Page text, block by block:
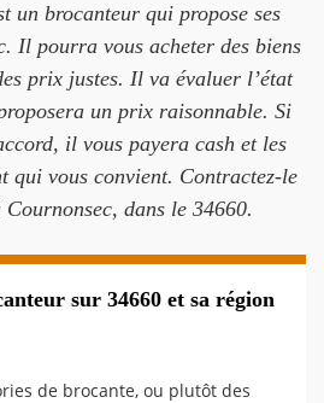
un brocanteur qui propose ses
Il pourra vous acheter des biens
prix justes. Il va évaluer l’état
un prix raisonnable. Si
il vous payera cash et les
qui vous convient. Contractez-le
dans le 34660.
sur 34660 et sa région
de brocante, ou plutôt des